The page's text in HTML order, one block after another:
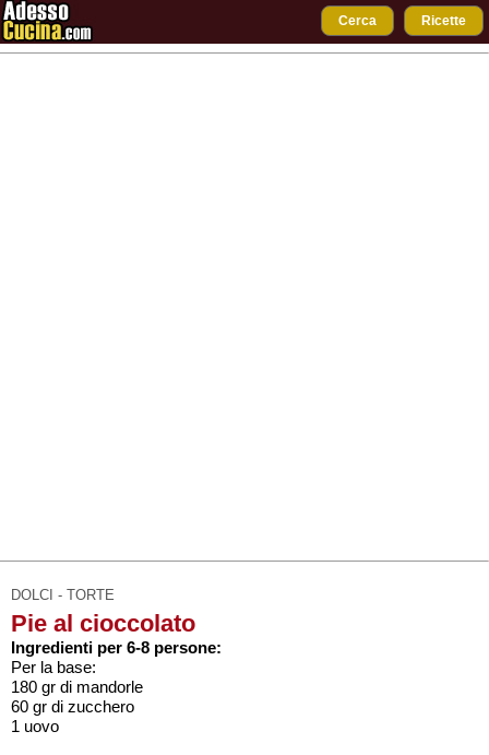
Cerca Ricette
DOLCI - TORTE
Pie al cioccolato
Ingredienti per 6-8 persone:
Per la base:
180 gr di mandorle
60 gr di zucchero
1 uovo